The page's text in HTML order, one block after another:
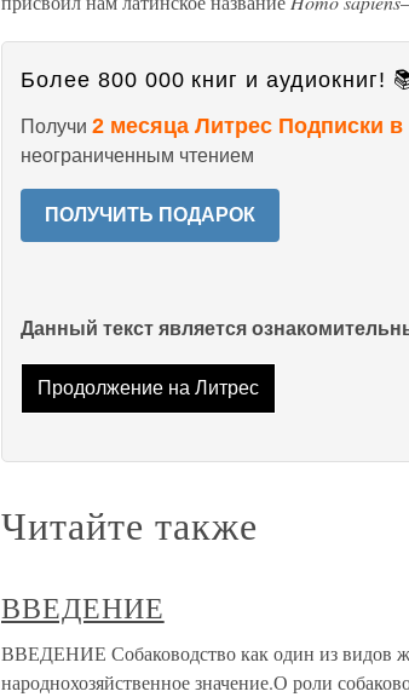
Более 800 000 книг и аудиокниг!
Получи 2 месяца Литрес Подписки в
неограниченным чтением
ПОЛУЧИТЬ ПОДАРОК
Данный текст является
Продолжение на Литрес
Читайте также
ВВЕДЕНИЕ
ВВЕДЕНИЕ Собаководство как один из видов
народнохозяйственное значение.О роли